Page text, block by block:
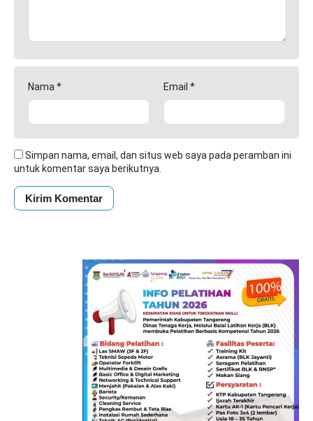
Nama* Email *
Simpan nama, email, dan situs web saya pada peramban ini
untuk komentar saya berikutnya.